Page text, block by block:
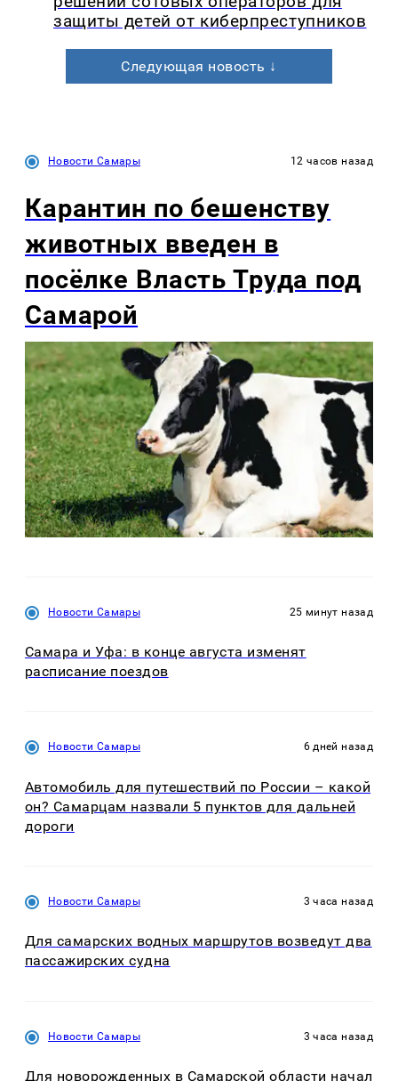
защиты детей от киберпреступников
Следующая новость ↓
Новости Самары 12 часов назад
Карантин по бешенству
животных введен в
посёлке Власть Труда под
Самарой
Новости Самары 25 минут назад
Самара и Уфа: в конце августа изменят
расписание поездов
Новости Самары 6 дней назад
Автомобиль для путешествий по России – какой
он? Самарцам назвали 5 пунктов для дальней
дороги
Новости Самары 3 часа назад
Для самарских водных маршрутов возведут два
пассажирских судна
Новости Самары 3 часа назад
Для новорожденных в Самарской области начал